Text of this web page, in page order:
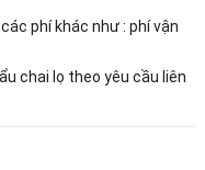
phí khác như : phí vận
chai lọ theo yêu cầu liên